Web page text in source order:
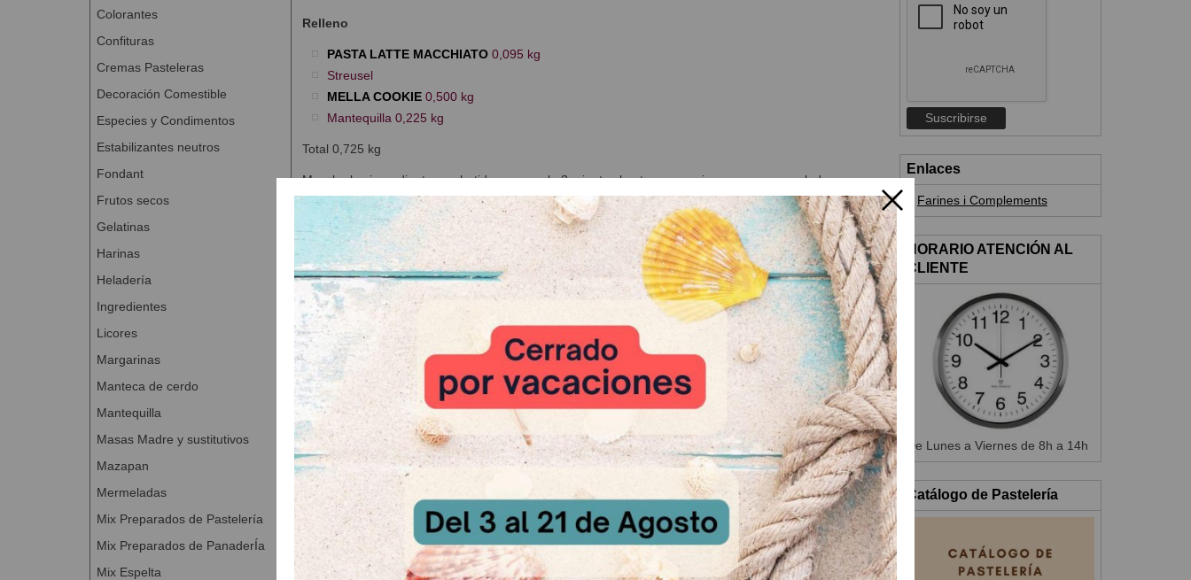
Colorantes
Confituras
Cremas Pasteleras
Decoración Comestible
Especies y Condimentos
Estabilizantes neutros
Fondant
Frutos secos
Gelatinas
Harinas
Heladería
Ingredientes
Licores
Margarinas
Manteca de cerdo
Mantequilla
Masas Madre y sustitutivos
Mazapan
Mermeladas
Mix Preparados de Pastelería
Mix Preparados de PanaderÍa
Mix Espelta
Relleno
PASTA LATTE MACCHIATO0,095 kg
Streusel
MELLA COOKIE0,500 kg
Mantequilla 0,225 kg
Total 0,725 kg
Mezclar los ingredientes en batidora con pala 3 minutos hasta conseguir una masa granulada.
Proceso de elaboración
Mezclar los ingredientes en batidora con pala a velocidad lenta durante 3 minutos hasta conseguir
una masa fina.
Marmolear ligeramente con PASTA LATTE MACCHIATO.
Extender y alisar la masa en un molde rectangular de 60 x 20 cm y espolvorear con el streusel.
Cocer a 170 ºC (con poco vapor) durante 45 – 50 minutos y dejar enfriar.
Una vez frío, espolvorear con azúcar glas y cortar porciones del tamaño deseado.
Enlaces
Farines i Complements
HORARIO ATENCIÓN AL
CLIENTE
De Lunes a Viernes de 8h a 14h
Catálogo de Pastelería